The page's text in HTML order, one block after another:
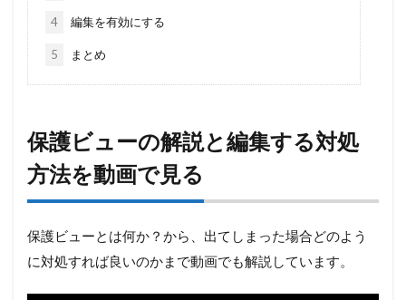
4 編集を有効にする
5 まとめ
保護ビューの解説と編集する対処
方法を動画で見る
保護ビューとは何か？から、出てしまった場合どのよう
に対処すれば良いのかまで動画でも解説しています。